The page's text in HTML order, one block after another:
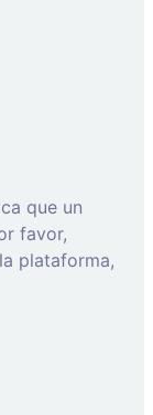
que un
favor,
plataforma,